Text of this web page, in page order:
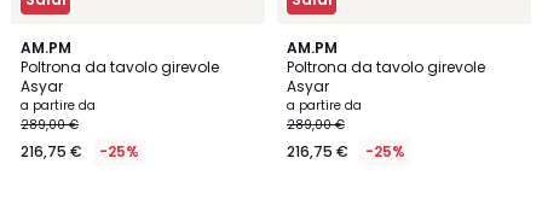
AM.PM
Poltrona da tavolo girevole
Asyar
a partire da
289,00 €
216,75 € -25%
4,6
/ 5
2
Colori
AM.PM
Poltrona da tavolo girevole
Asyar
a partire da
289,00 €
216,75 € -25%
4,3
/ 5
2
Colori